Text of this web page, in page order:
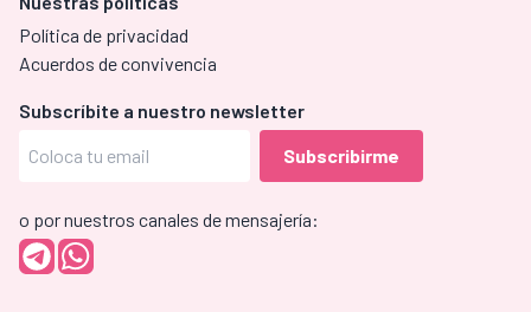
Política de privacidad
Acuerdos de convivencia
Subscríbite a nuestro newsletter
o por nuestros canales de mensajería: